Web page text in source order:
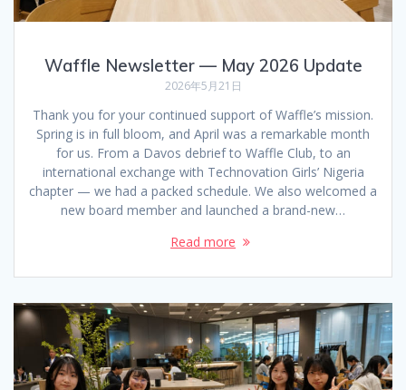
Waffle Newsletter — May 2026 Update
2026年5月21日
Thank you for your continued support of Waffle’s mission.
Spring is in full bloom, and April was a remarkable month
for us. From a Davos debrief to Waffle Club, to an
international exchange with Technovation Girls’ Nigeria
chapter — we had a packed schedule. We also welcomed a
new board member and launched a brand-new…
Read more